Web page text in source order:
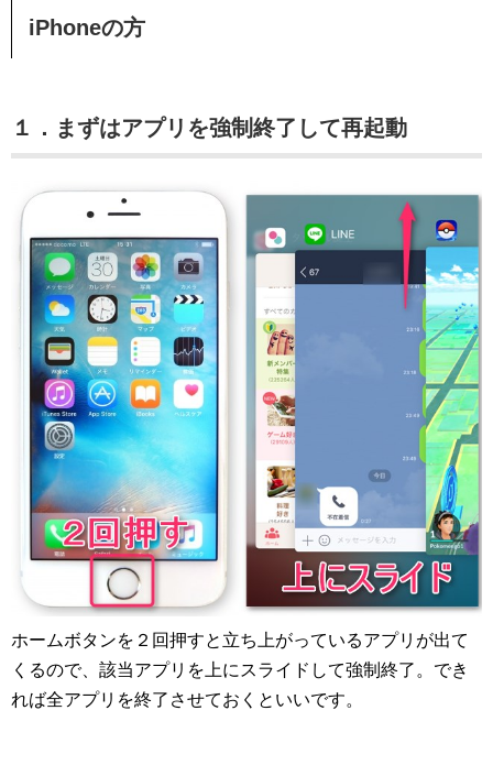
iPhoneの方
１．まずはアプリを強制終了して再起動
ホームボタンを２回押すと立ち上がっているアプリが出て
くるので、該当アプリを上にスライドして強制終了。でき
れば全アプリを終了させておくといいです。